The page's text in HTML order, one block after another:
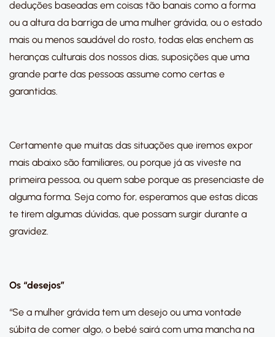
deduções baseadas em coisas tão banais como a forma
ou a altura da barriga de uma mulher grávida, ou o estado
mais ou menos saudável do rosto, todas elas enchem as
heranças culturais dos nossos dias, suposições que uma
grande parte das pessoas assume como certas e
garantidas.
Certamente que muitas das situações que iremos expor
mais abaixo são familiares, ou porque já as viveste na
primeira pessoa, ou quem sabe porque as presenciaste de
alguma forma. Seja como for, esperamos que estas dicas
te tirem algumas dúvidas, que possam surgir durante a
gravidez.
Os “desejos”
“Se a mulher grávida tem um desejo ou uma vontade
súbita de comer algo, o bebé sairá com uma mancha na